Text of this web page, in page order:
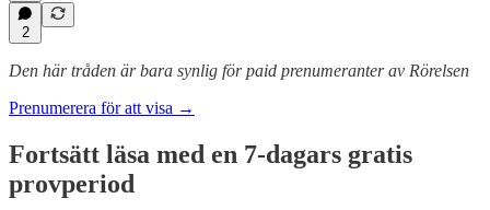
2
Den här tråden är bara synlig för paid prenumeranter av Rörelsen
Prenumerera för att visa →
Fortsätt läsa med en 7-dagars gratis
provperiod